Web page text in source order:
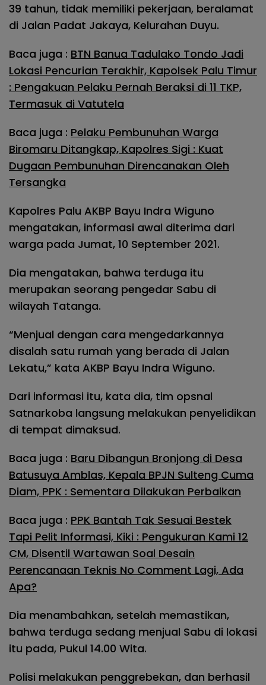
39 tahun, tidak memiliki pekerjaan, beralamat
di Jalan Padat Jakaya, Kelurahan Duyu.
Baca juga : BTN Banua Tadulako Tondo Jadi
Lokasi Pencurian Terakhir, Kapolsek Palu Timur
: Pengakuan Pelaku Pernah Beraksi di 11 TKP,
Termasuk di Vatutela
Baca juga : Pelaku Pembunuhan Warga
Biromaru Ditangkap, Kapolres Sigi : Kuat
Dugaan Pembunuhan Direncanakan Oleh
Tersangka
Kapolres Palu AKBP Bayu Indra Wiguno
mengatakan, informasi awal diterima dari
warga pada Jumat, 10 September 2021.
Dia mengatakan, bahwa terduga itu
merupakan seorang pengedar Sabu di
wilayah Tatanga.
“Menjual dengan cara mengedarkannya
disalah satu rumah yang berada di Jalan
Lekatu,” kata AKBP Bayu Indra Wiguno.
Dari informasi itu, kata dia, tim opsnal
Satnarkoba langsung melakukan penyelidikan
di tempat dimaksud.
Baca juga : Baru Dibangun Bronjong di Desa
Batusuya Amblas, Kepala BPJN Sulteng Cuma
Diam, PPK : Sementara Dilakukan Perbaikan
Baca juga : PPK Bantah Tak Sesuai Bestek
Tapi Pelit Informasi, Kiki : Pengukuran Kami 12
CM, Disentil Wartawan Soal Desain
Perencanaan Teknis No Comment Lagi, Ada
Apa?
Dia menambahkan, setelah memastikan,
bahwa terduga sedang menjual Sabu di lokasi
itu pada, Pukul 14.00 Wita.
Polisi melakukan penggrebekan, dan berhasil